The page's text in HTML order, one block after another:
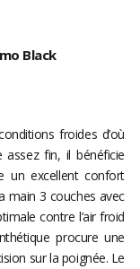
Black
froides d’où
assez fin, il bénéficie
un excellent confort
main 3 couches avec
contre l’air froid
procure une
sur la poignée. Le